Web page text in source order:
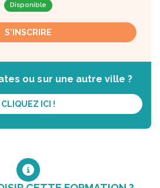
Disponible
S'INSCRIRE
ou sur une autre ville ?
CLIQUEZ ICI !